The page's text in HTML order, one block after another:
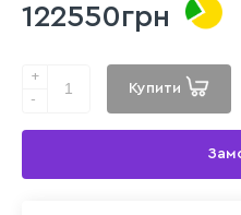
122550грн
+
-
Купити